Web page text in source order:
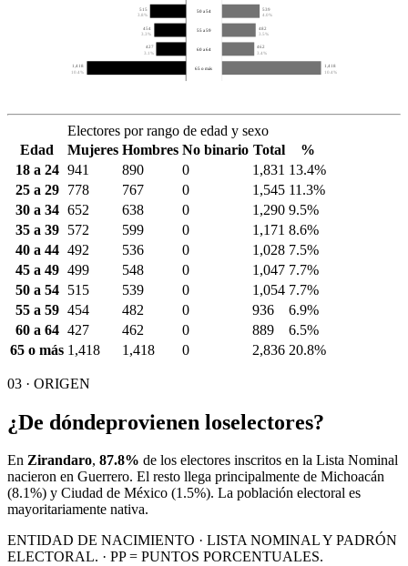
515
3.8%
539
4.0%
50 a 54
454
3.3%
482
3.5%
55 a 59
427
3.1%
462
3.4%
60 a 64
1,418
10.4%
1,418
10.4%
65 o más
Electores por rango de edad y sexo
Edad
Mujeres Hombres No binario Total
%
18 a 24 941 890 0 1,831 13.4%
25 a 29
778 767 0 1,545 11.3%
30 a 34 652 638 0 1,290 9.5%
35 a 39
572 599 0 1,171 8.6%
40 a 44 492 536 0 1,028 7.5%
45 a 49 499 548 0 1,047 7.7%
50 a 54
515 539 0 1,054 7.7%
55 a 59 454 482 0 936
6.9%
60 a 64 427 462 0 889
6.5%
65 o más 1,418 1,418 0 2,836 20.8%
03 · ORIGEN
¿De dóndeprovienen loselectores?
En Zirandaro, 87.8% de los electores inscritos en la Lista Nominal
nacieron en Guerrero. El resto llega principalmente de Michoacán
(8.1%) y Ciudad de México (1.5%). La población electoral es
mayoritariamente nativa.
ENTIDAD DE NACIMIENTO · LISTA NOMINAL Y PADRÓN
ELECTORAL. · PP = PUNTOS PORCENTUALES.